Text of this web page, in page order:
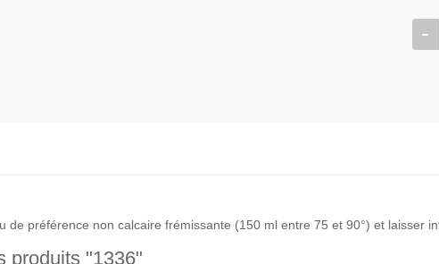
de préférence non calcaire frémissante (150 ml entre 75 et 90°) et laisser
produits "1336"